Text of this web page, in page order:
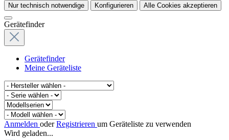
Nur technisch notwendige Konfigurieren Alle Cookies akzeptieren
Gerätefinder
Gerätefinder
Meine Geräteliste
Anmelden oderRegistrieren um Geräteliste zu verwenden
Wird geladen...